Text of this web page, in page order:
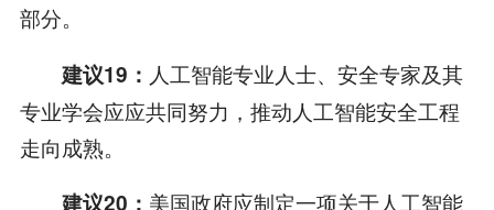
部分。
建议19： 人工智能专业人士、安全专家及其
专业学会应应共同努力，推动人工智能安全工程
走向成熟。
建议20： 美国政府应制定一项关于人工智能